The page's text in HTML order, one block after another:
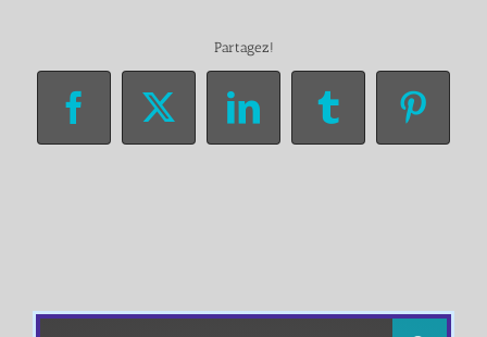
Partagez!
Facebook
X LinkedInTumblr